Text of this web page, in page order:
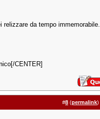
relizzare da tempo immemorabile.
CENTER]
#8 (permalink)